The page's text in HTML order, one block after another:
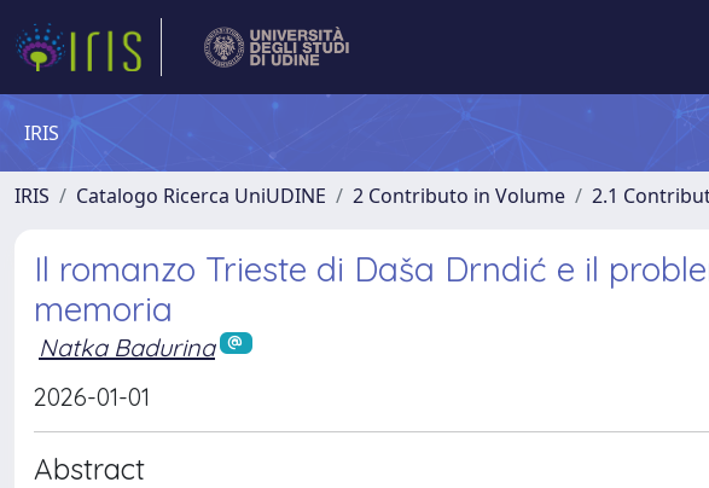
IRIS
IRIS Catalogo Ricerca UniUDINE 2 Contributo in Volume 2.1
Il romanzo Trieste di Daša Drndić e il
memoria
Natka Badurina
2026-01-01
Abstract